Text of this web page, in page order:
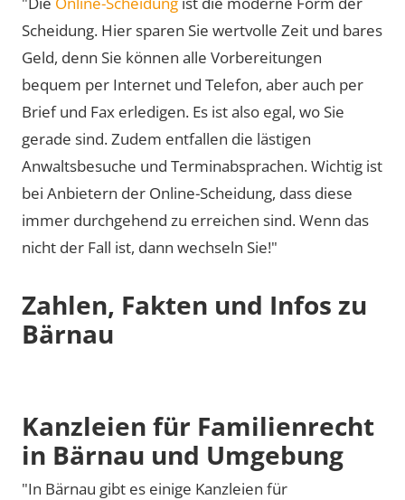
Scheidung. Hier sparen Sie wertvolle Zeit und bares
Geld, denn Sie können alle Vorbereitungen
bequem per Internet und Telefon, aber auch per
Brief und Fax erledigen. Es ist also egal, wo Sie
gerade sind. Zudem entfallen die lästigen
Anwaltsbesuche und Terminabsprachen. Wichtig ist
bei Anbietern der Online-Scheidung, dass diese
immer durchgehend zu erreichen sind. Wenn das
nicht der Fall ist, dann wechseln Sie!"
Zahlen, Fakten und Infos zu
Bärnau
Kanzleien für Familienrecht
in Bärnau und Umgebung
"In Bärnau gibt es einige Kanzleien für